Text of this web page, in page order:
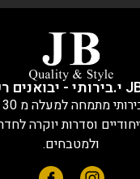
וסדרות יוקרה
ולמטבחים.